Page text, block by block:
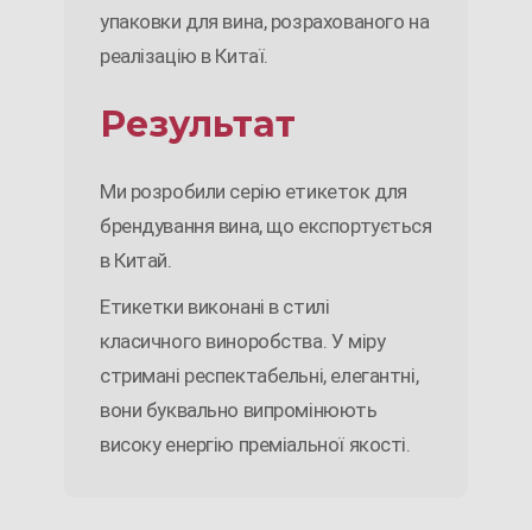
упаковки для вина, розрахованого на
реалізацію в Китаї.
Результат
Ми розробили серію етикеток для
брендування вина, що експортується
в Китай.
Етикетки виконані в стилі
класичного виноробства. У міру
стримані респектабельні, елегантні,
вони буквально випромінюють
високу енергію преміальної якості.